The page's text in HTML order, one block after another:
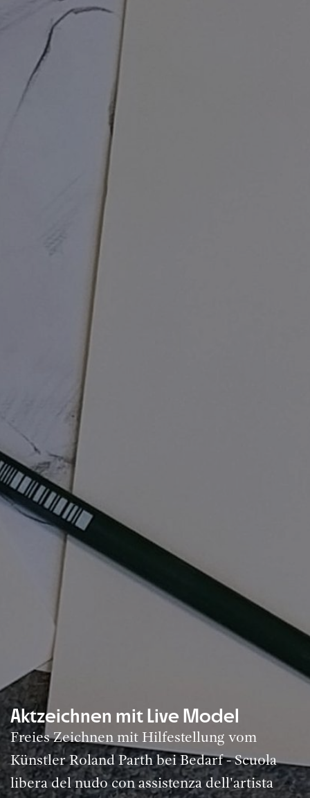
Aktzeichnen mit Live Model
Freies Zeichnen mit Hilfestellung vom
Künstler Roland Parth bei Bedarf - Scuola
libera del nudo con assistenza dell'artista